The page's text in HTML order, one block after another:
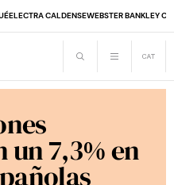
ELECTRA CALDENSEWEBSTER BANKLEY
un 7,3% en